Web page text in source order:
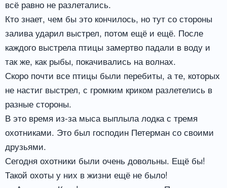
всё равно не разлетались.
Кто знает, чем бы это кончилось, но тут со стороны
залива ударил выстрел, потом ещё и ещё. После
каждого выстрела птицы замертво падали в воду и
так же, как рыбы, покачивались на волнах.
Скоро почти все птицы были перебиты, а те, которых
не настиг выстрел, с громким криком разлетелись в
разные стороны.
В это время из-за мыса выплыла лодка с тремя
охотниками. Это был господин Петерман со своими
друзьями.
Сегодня охотники были очень довольны. Ещё бы!
Такой охоты у них в жизни ещё не было!